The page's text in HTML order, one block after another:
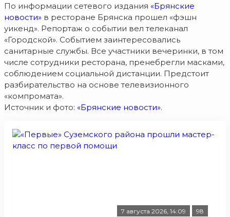
По информации сетевого издания «Брянские
новости» в ресторане Брянска прошел «фэшн
уикенд». Репортаж о событии вел телеканал
«Городской». Событием заинтересовались
санитарные службы. Все участники вечеринки, в том
числе сотрудники ресторана, пренебрегли масками,
соблюдением социальной дистанции. Предстоит
разбирательство на основе телевизионного
«компромата».
Источник и фото: «Брянские новости».
7 августа 2026, 14:09 98